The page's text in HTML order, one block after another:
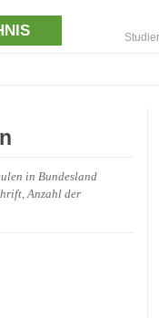
in Bundesland
Anzahl der